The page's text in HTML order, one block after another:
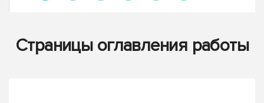
Страницы оглавления работы